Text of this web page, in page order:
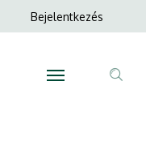
Anonim
menüje
Bejelentkezés